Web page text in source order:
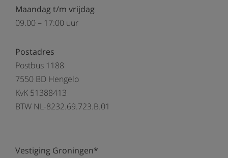
Maandag t/m vrijdag
09.00 – 17:00 uur
Postadres
Postbus 1188
7550 BD Hengelo
KvK 51388413
BTW NL-8232.69.723.B.01
Vestiging Groningen*